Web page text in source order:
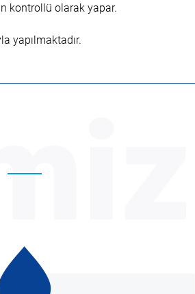
kontrollü olarak yapar.
yapılmaktadır.